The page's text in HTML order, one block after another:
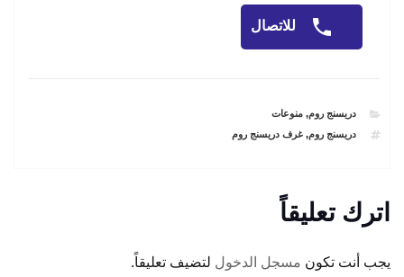
للاتصال
CATEGORIES
دريسنج روم,منوعات
TAGS
دريسنج روم,غرف دريسنج روم
اترك تعليقاً
يجب أنت تكون مسجل الدخول لتضيف تعليقاً.